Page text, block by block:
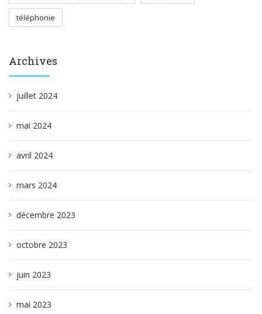
téléphonie
Archives
juillet 2024
mai 2024
avril 2024
mars 2024
décembre 2023
octobre 2023
juin 2023
mai 2023